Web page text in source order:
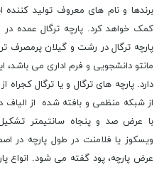
برندها و نام های معروف تولید کننده
کمک خواهد کرد. پارچه ترگال
پارچه ترگال در رشت و گیلان پرمصرف
مانتو دانشجویی و فرم اداری می باشد،
دارد. پارچه های ترگال و یا ترگال
از شبکه منظمی و بافته شده از
با عرض صد و پنجاه سانتیمتر
ویسکوز یا فلامنت در طول پارچه در
عرض پارچه، پود گفته می شود. انواع